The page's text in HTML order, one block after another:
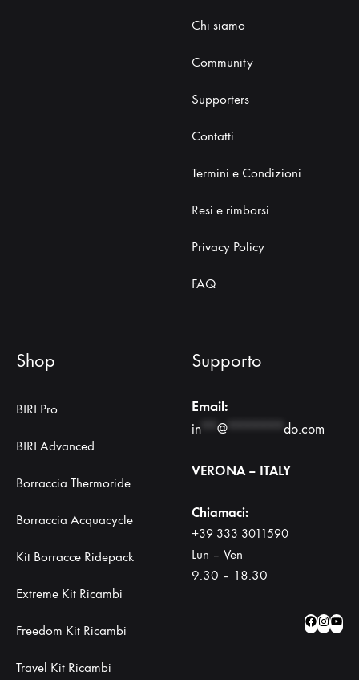
Chi siamo
Community
Supporters
Contatti
Termini e Condizioni
Resi e rimborsi
Privacy Policy
FAQ
Shop
BIRI Pro
BIRI Advanced
Borraccia Thermoride
Borraccia Acquacycle
Kit Borracce Ridepack
Extreme Kit Ricambi
Freedom Kit Ricambi
Travel Kit Ricambi
Supporto
Email:
in ** @ ******* do.com
VERONA – ITALY
Chiamaci:
+39 333 3011590
Lun – Ven
9.30 – 18.30